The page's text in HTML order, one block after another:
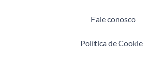
Fale conosco
Política de